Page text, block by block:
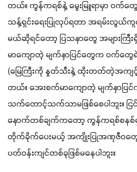
တယ်။ ကွန်ကရစ်နဲ့ မွေးမြူရာမှာ ဝက်
သန့်ရှင်းရေးပြုလုပ်ရတာ အရမ်းလွယ်ကူပ
မယ်ဆိုရင်တော့ ပြသနာတွေ အများကြီ
မာကျောတဲ့ မျက်နှာပြင်တွေက ဝက်တွ
(မြေကြီးကို နှုတ်သီးနဲ့ ထိုးတတ်တဲ့အကျင့်
တယ်။ အေးစက်မာကျောတဲ့ မျက်နှာပ
သက်တောင့်သက်သာမဖြစ်စေပါဘူး။ ငြင်
နောက်တစ်ချက်ကတော့ ကွန်ကရစ်စနစ်
တိုက်ခိုက်ပေးမယ့် အကျိုးပြုအဏုဇီဝတွ
ပတ်ဝန်းကျင်တစ်ခုဖြစ်မနေပါဘူး။